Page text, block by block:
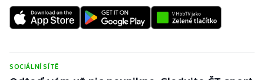
SOCIÁLNÍ SÍTĚ